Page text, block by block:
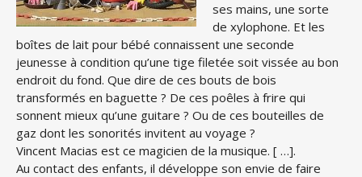
ses mains, une sorte
de xylophone. Et les
boîtes de lait pour bébé connaissent une seconde
jeunesse à condition qu’une tige filetée soit vissée au bon
endroit du fond. Que dire de ces bouts de bois
transformés en baguette ? De ces poêles à frire qui
sonnent mieux qu’une guitare ? Ou de ces bouteilles de
gaz dont les sonorités invitent au voyage ?
Vincent Macias est ce magicien de la musique. [ …].
Au contact des enfants, il développe son envie de faire